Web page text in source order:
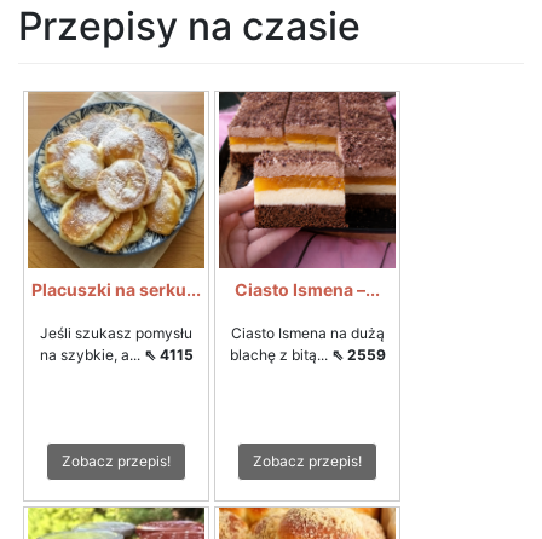
Przepisy na czasie
Placuszki na serku...
Jeśli szukasz pomysłu
na szybkie, a... ⇖ 4115
Zobacz przepis!
Ciasto Ismena –...
Ciasto Ismena na dużą
blachę z bitą... ⇖ 2559
Zobacz przepis!